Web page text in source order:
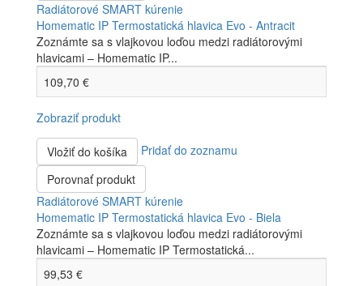
Radiátorové SMART kúrenie
Homematic IP Termostatická hlavica Evo - Antracit
Zoznámte sa s vlajkovou loďou medzi radiátorovými
hlavicami – Homematic IP...
109,70 €
Zobraziť produkt
Vložiť do košíka
Pridať do zoznamu
Porovnať produkt
Radiátorové SMART kúrenie
Homematic IP Termostatická hlavica Evo - Biela
Zoznámte sa s vlajkovou loďou medzi radiátorovými
hlavicami – Homematic IP Termostatická...
99,53 €